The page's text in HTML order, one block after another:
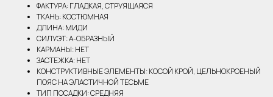
ФАКТУРА: ГЛАДКАЯ, СТРУЯЩАЯСЯ
ТКАНЬ: КОСТЮМНАЯ
ДЛИНА: МИДИ
СИЛУЭТ: А-ОБРАЗНЫЙ
КАРМАНЫ: НЕТ
ЗАСТЕЖКА: НЕТ
КОНСТРУКТИВНЫЕ ЭЛЕМЕНТЫ: КОСОЙ КРОЙ, ЦЕЛЬНОКРОЕНЫЙ
ПОЯС НА ЭЛАСТИЧНОЙ ТЕСЬМЕ
ТИП ПОСАДКИ: СРЕДНЯЯ